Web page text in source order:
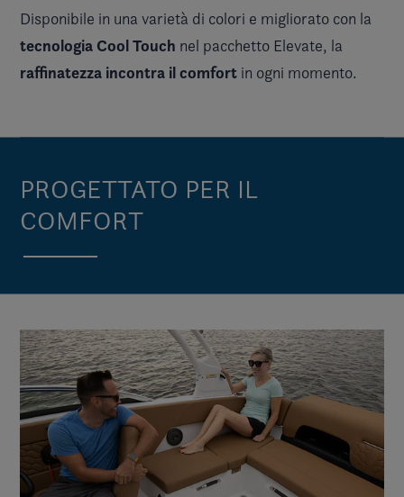
Disponibile in una varietà di colori e migliorato con la
tecnologia Cool Touch nel pacchetto Elevate, la
raffinatezza incontra il comfort in ogni momento.
PROGETTATO PER IL
COMFORT